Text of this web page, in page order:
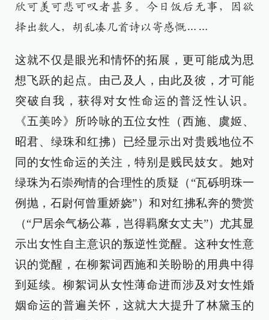
欣可羡可悲可叹者甚多。今日饭后无事，因欲
择出数人，胡乱凑几首诗以寄感慨……
这就不仅是眼光和情怀的拓展，更可能成为思
想飞跃的起点。由己及人，由此及彼，才可能
突破自我，获得对女性命运的普泛性认识。
《五美吟》所吟咏的五位女性（西施、虞姬、
昭君、绿珠和红拂）已经显示出对贵贱地位不
同的女性命运的关注，特别是贱民妓女。她对
绿珠为石崇殉情的合理性的质疑（“瓦砾明珠一
例抛，石尉何曾重娇娆”）和对红拂私奔的赞赏
（“尸居余气杨公幕，岂得羁縻女丈夫”）尤其显
示出女性自主意识的叛逆性觉醒。这种女性意
识的觉醒，在柳絮词西施和关盼盼的用典中得
到延续。柳絮词从女性薄命进而涉及对女性婚
姻命运的普遍关怀，这就大大提升了林黛玉的